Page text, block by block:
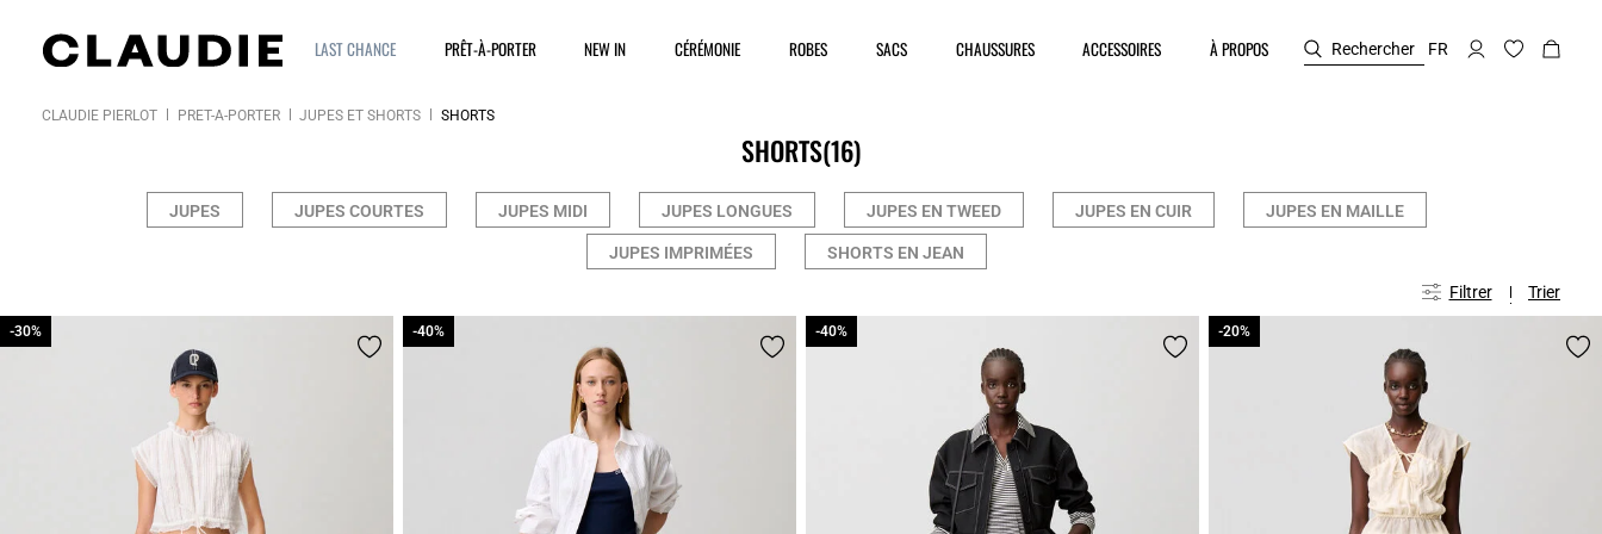
LAST CHANCE PRÊT-À-PORTER NEW IN CÉRÉMONIE ROBES SACS CHAUSSURES ACCESSOIRES À PROPOS Rechercher FR
CLAUDIE PIERLOT PRÊT-À-PORTER JUPES ET SHORTS SHORTS
SHORTS(16)
JUPES JUPES COURTES JUPES MIDI JUPES LONGUES JUPES EN TWEED JUPES EN CUIR JUPES EN MAILLE
JUPES IMPRIMÉES SHORTS EN JEAN
Filtrer Trier
-30%
-30% -40%
-40% -40%
-40% -20%
-20%